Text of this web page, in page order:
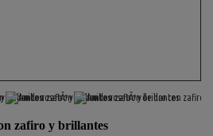
zafiro y brillantes